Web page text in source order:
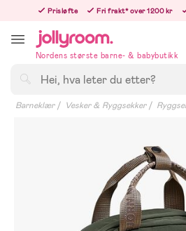
innehållet
Prisløfte Fri frakt* over 1200 kr
Nordens største barne- & babybutikk
Barneklær Vesker & Ryggsekker